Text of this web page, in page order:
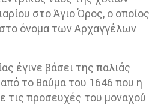
στο Άγιο Όρος, ο οποίος
όνομα των Αρχαγγέλων
έγινε βάσει της παλιάς
το θαύμα του 1646 που η
τις προσευχές του μοναχού